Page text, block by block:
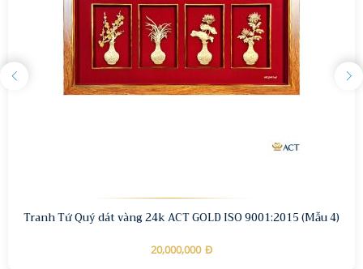
Tranh Tứ Quý dát vàng 24k ACT GOLD ISO 9001:2015 (Mẫu 4)
20,000,000 Đ